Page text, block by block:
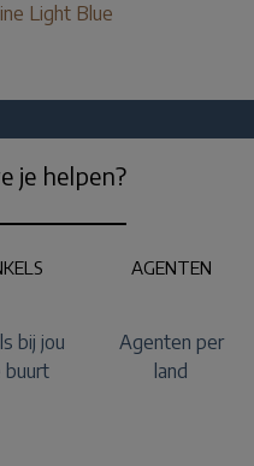
Light Blue
je helpen?
bij jou
buurt
AGENTEN
Agenten per
land